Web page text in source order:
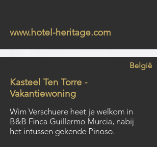
www.hotel-heritage.com
België
Kasteel Ten Torre -
Vakantiewoning
Wim Verschuere heet je welkom in
B&B Finca Guillermo Murcia, nabij
het intussen gekende Pinoso.